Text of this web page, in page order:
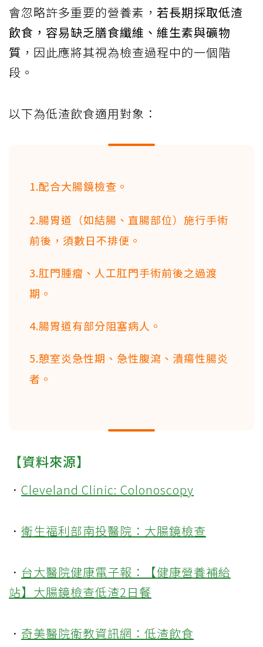
會忽略許多重要的營養素， 若長期採取低渣
飲食，容易缺乏膳食纖維、維生素與礦物
質 ，因此應將其視為檢查過程中的一個階
段。
以下為低渣飲食適用對象：
1.配合大腸鏡檢查。
2.腸胃道（如結腸、直腸部位）施行手術
前後，須數日不排便。
3.肛門腫瘤、人工肛門手術前後之過渡
期。
4.腸胃道有部分阻塞病人。
5.憩室炎急性期、急性腹瀉、潰瘍性腸炎
者。
【資料來源】
． Cleveland Clinic: Colonoscopy
． 衛生福利部南投醫院：大腸鏡檢查
． 台大醫院健康電子報：【健康營養補給
站】大腸鏡檢查低渣2日餐
． 奇美醫院衛教資訊網：低渣飲食